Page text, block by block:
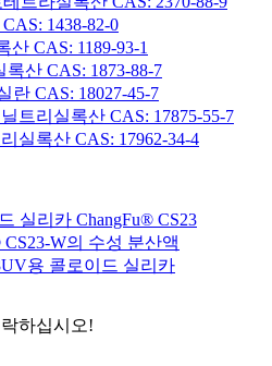
1438-82-0
산 CAS: 1189-93-1
록산 CAS: 1873-88-7
란 CAS: 18027-45-7
트리실록산 CAS: 17875-55-7
실록산 CAS: 17962-34-4
실리카 ChangFu® CS23
W의 수성 분산액
용 콜로이드 실리카
락하십시오!